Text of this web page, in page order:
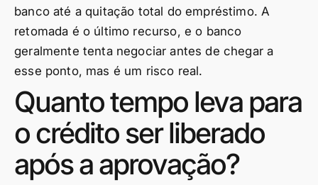
banco até a quitação total do empréstimo. A
retomada é o último recurso, e o banco
geralmente tenta negociar antes de chegar a
esse ponto, mas é um risco real.
Quanto tempo leva para
o crédito ser liberado
após a aprovação?